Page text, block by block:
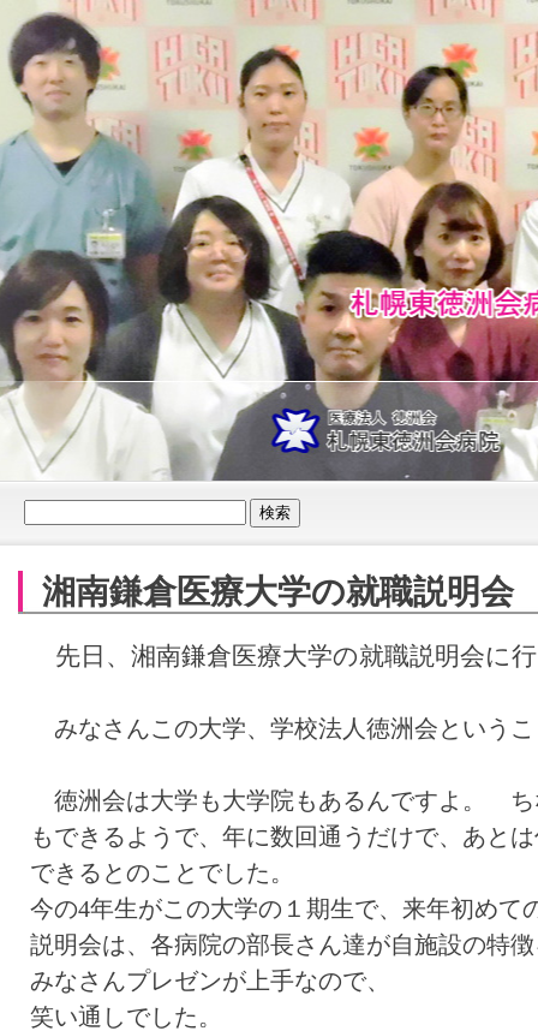
湘南鎌倉医療大学の就職説明会
先日、湘南鎌倉医療大学の就職説明会に
みなさんこの大学、学校法人徳洲会という
徳洲会は大学も大学院もあるんですよ。 ち
もできるようで、年に数回通うだけで、あと
できるとのことでした。
今の4年生がこの大学の１期生で、来年初めて
説明会は、各病院の部長さん達が自施設の特
みなさんプレゼンが上手なので、
笑い通しでした。